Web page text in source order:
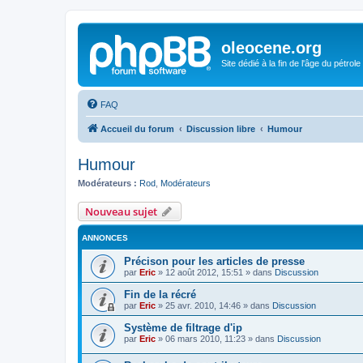
oleocene.org
Site dédié à la fin de l'âge du pétrole
FAQ
Accueil du forum Discussion libre Humour
Humour
Modérateurs : Rod Modérateurs
Nouveau sujet
ANNONCES
Précison pour les articles de presse
par Eric » 12 août 2012, 15:51 » dans Discussion
Fin de la récré
par Eric » 25 avr. 2010, 14:46 » dans Discussion
Système de filtrage d'ip
par Eric » 06 mars 2010, 11:23 » dans Discussion